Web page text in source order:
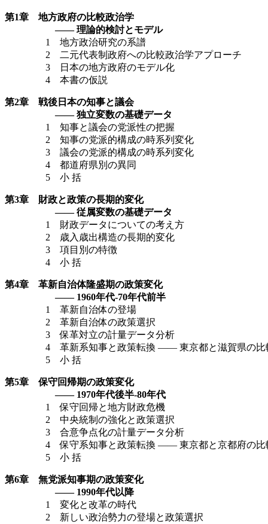
第1章 地方政府の比較政治学
—— 理論的検討とモデル
1 地方政治研究の系譜
2 二元代表制政府への比較政治学アプローチ
3 日本の地方政府のモデル化
4 本書の仮説
第2章 戦後日本の知事と議会
—— 独立変数の基礎データ
1 知事と議会の党派性の把握
2 知事の党派的構成の時系列変化
3 議会の党派的構成の時系列変化
4 都道府県別の異同
5 小 括
第3章 財政と政策の長期的変化
—— 従属変数の基礎データ
1 財政データについての考え方
2 歳入歳出構造の長期的変化
3 項目別の特徴
4 小 括
第4章 革新自治体隆盛期の政策変化
—— 1960年代-70年代前半
1 革新自治体の登場
2 革新自治体の政策選択
3 保革対立の計量データ分析
4 革新系知事と政策転換 —— 東京都と滋賀県の比
5 小 括
第5章 保守回帰期の政策変化
—— 1970年代後半-80年代
1 保守回帰と地方財政危機
2 中央統制の強化と政策選択
3 合意争点化の計量データ分析
4 保守系知事と政策転換 —— 東京都と京都府の比
5 小 括
第6章 無党派知事期の政策変化
—— 1990年代以降
1 変化と改革の時代
2 新しい政治勢力の登場と政策選択